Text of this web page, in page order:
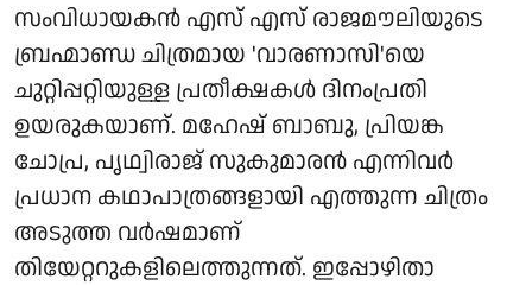
സംവിധായകൻ എസ് എസ് രാജമൗലിയുടെ
ബ്രഹ്മാണ്ഡ ചിത്രമായ 'വാരണാസി'യെ
ചുറ്റിപ്പറ്റിയുള്ള പ്രതീക്ഷകൾ ദിനംപ്രതി
ഉയരുകയാണ്. മഹേഷ് ബാബു, പ്രിയങ്ക
ചോപ്ര, പൃഥ്വിരാജ് സുകുമാരൻ എന്നിവർ
പ്രധാന കഥാപാത്രങ്ങളായി എത്തുന്ന ചിത്രം
അടുത്ത വർഷമാണ്
തിയേറ്ററുകളിലെത്തുന്നത്. ഇപ്പോഴിതാ